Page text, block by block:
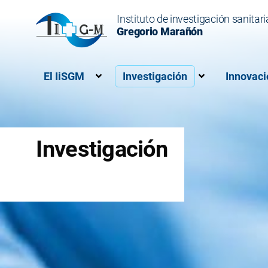
Instituto de investigación
Gregorio Marañón
El IiSGM Muestra el submenú para “El
Investigación Muestra el
Investigación